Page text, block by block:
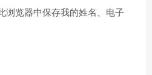
浏览器中保存我的姓名、电子